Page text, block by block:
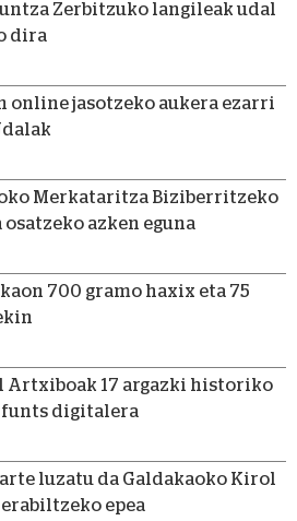
Zerbitzuko langileak udal
dira
online jasotzeko aukera ezarri
Merkataritza Biziberritzeko
azken eguna
700 gramo haxix eta 75
Artxiboak 17 argazki historiko
digitalera
luzatu da Galdakaoko Kirol
epea